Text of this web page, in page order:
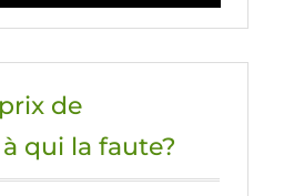
de
qui la faute?